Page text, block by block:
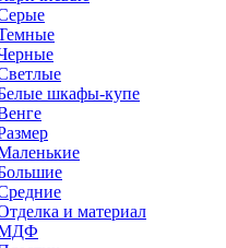
шкафы-купе
и материал